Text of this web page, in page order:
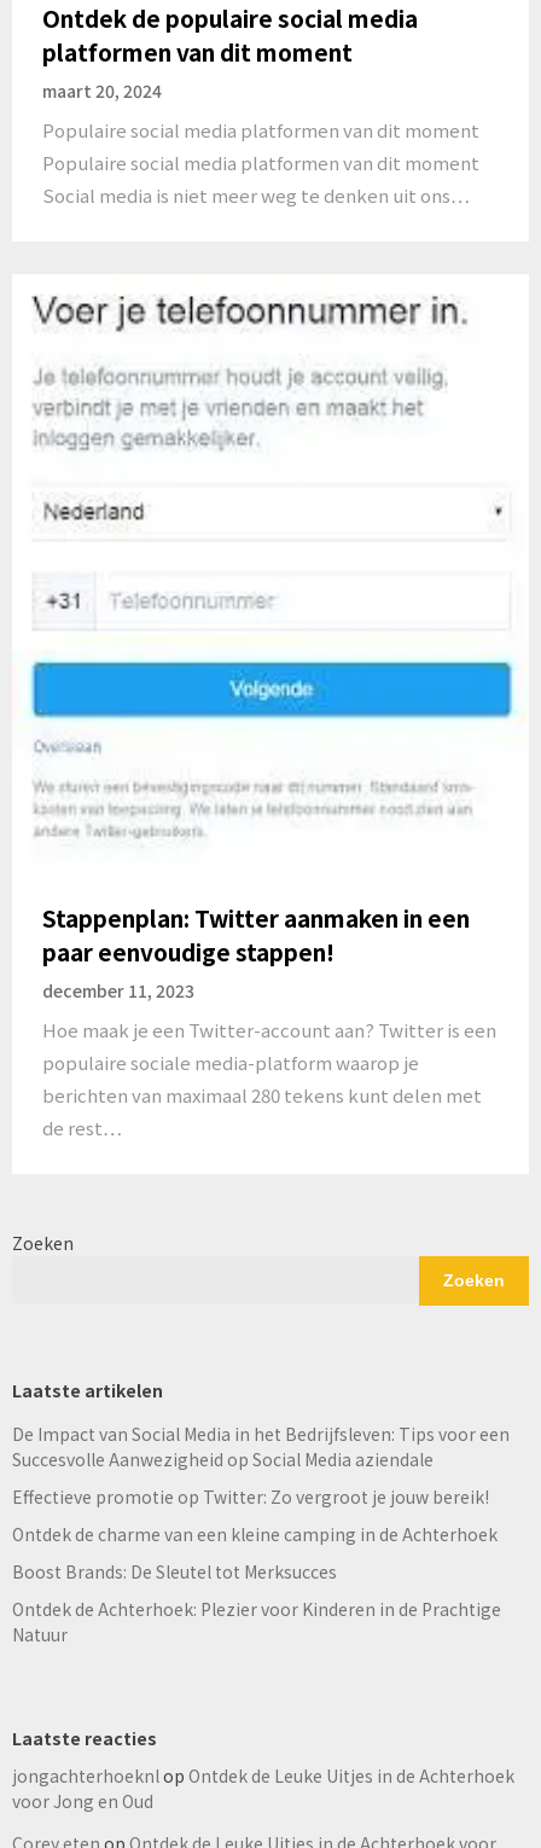
Ontdek de populaire social media
platformen van dit moment
maart 20, 2024
Populaire social media platformen van dit moment
Populaire social media platformen van dit moment
Social media is niet meer weg te denken uit ons…
Stappenplan: Twitter aanmaken in een
paar eenvoudige stappen!
december 11, 2023
Hoe maak je een Twitter-account aan? Twitter is een
populaire sociale media-platform waarop je
berichten van maximaal 280 tekens kunt delen met
de rest…
Zoeken
Zoeken
Laatste artikelen
De Impact van Social Media in het Bedrijfsleven: Tips voor een
Succesvolle Aanwezigheid op Social Media aziendale
Effectieve promotie op Twitter: Zo vergroot je jouw bereik!
Ontdek de charme van een kleine camping in de Achterhoek
Boost Brands: De Sleutel tot Merksucces
Ontdek de Achterhoek: Plezier voor Kinderen in de Prachtige
Natuur
Laatste reacties
jongachterhoeknl op Ontdek de Leuke Uitjes in de Achterhoek
voor Jong en Oud
Corey eten op Ontdek de Leuke Uitjes in de Achterhoek voor